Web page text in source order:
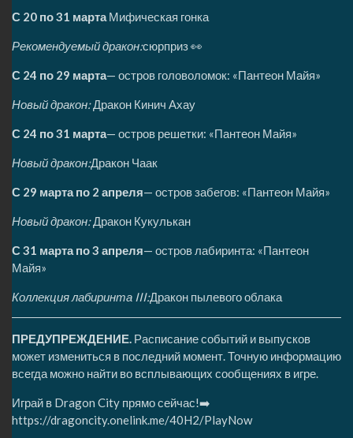
С 20 по 31 мартаМифическая гонка
Рекомендуемый дракон:сюрприз 👀
С 24 по 29 марта— остров головоломок: «Пантеон Майя»
Новый дракон:Дракон Кинич Ахау
С 24 по 31 марта— остров решетки: «Пантеон Майя»
Новый дракон:Дракон Чаак
С 29 марта по 2 апреля— остров забегов: «Пантеон Майя»
Новый дракон:Дракон Кукулькан
С 31 марта по 3 апреля— остров лабиринта: «Пантеон
Майя»
Коллекция лабиринта III:Дракон пылевого облака
ПРЕДУПРЕЖДЕНИЕ. Расписание событий и выпусков
может измениться в последний момент. Точную информацию
всегда можно найти во всплывающих сообщениях в игре.
Играй в Dragon City прямо сейчас!➡️
https://dragoncity.onelink.me/40H2/PlayNow